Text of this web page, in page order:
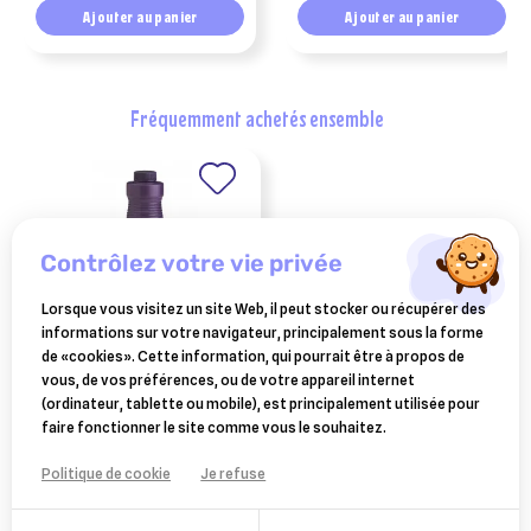
Ajouter au panier Ajouter au panier
fréquemment achetés ensemble
FARNAM
red cell 3.78 l
48,90 €
contrôlez votre vie privée
Lorsque vous visitez un site Web, il peut stocker ou récupérer des
informations sur votre navigateur, principalement sous la forme
de «cookies». Cette information, qui pourrait être à propos de
vous, de vos préférences, ou de votre appareil internet
(ordinateur, tablette ou mobile), est principalement utilisée pour
faire fonctionner le site comme vous le souhaitez.
Politique de cookie Je refuse